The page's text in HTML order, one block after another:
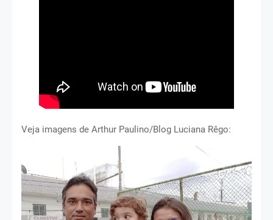
Veja imagens de Arthur Paulino/Blog Luciana Rêgo: